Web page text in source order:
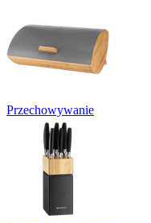
Przechowywanie